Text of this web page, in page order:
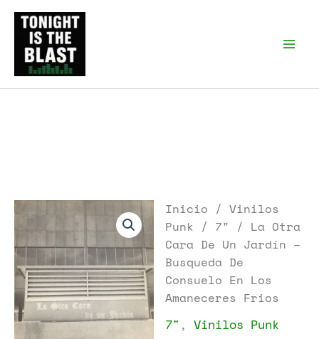
contenido
Inicio /Vinilos
Punk / 7" / La Otra
Cara De Un Jardín –
Busqueda De
Consuelo En Los
Amaneceres Frios
7" ,Vinilos Punk